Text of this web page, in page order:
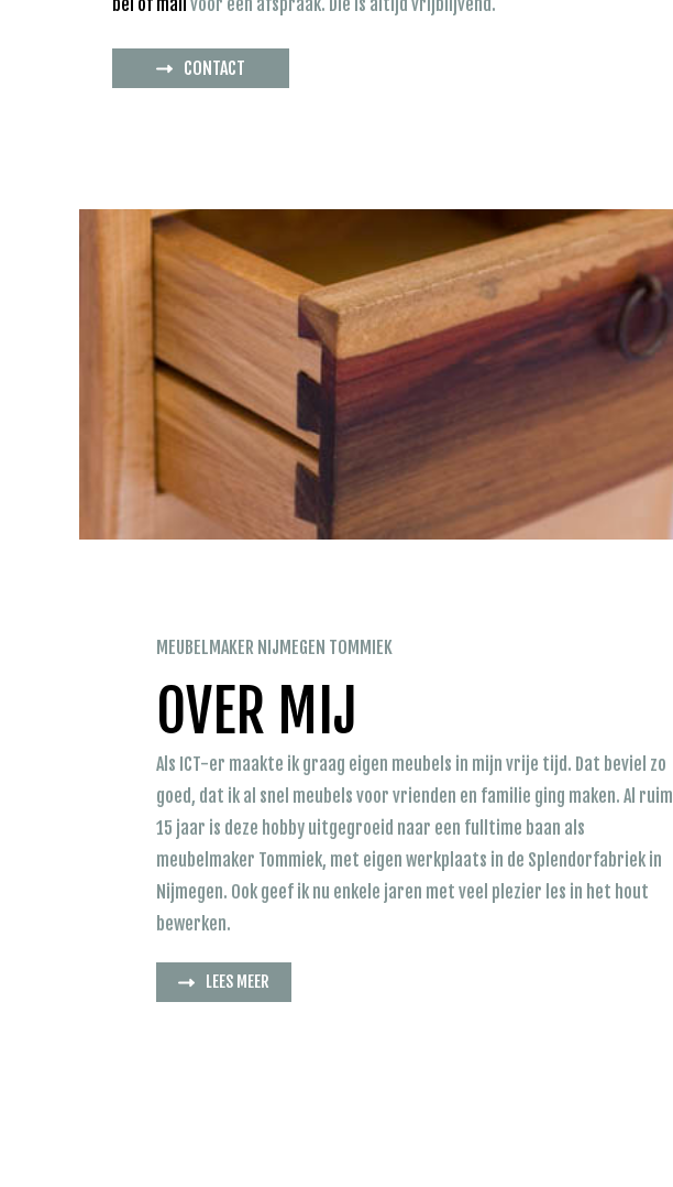
CONTACT
MEUBELMAKER NIJMEGEN TOMMIEK
OVER MIJ
Als ICT-er maakte ik graag eigen meubels in mijn vrije tijd. Dat beviel zo
goed, dat ik al snel meubels voor vrienden en familie ging maken. Al ruim
15 jaar is deze hobby uitgegroeid naar een fulltime baan als
meubelmaker Tommiek, met eigen werkplaats in de Splendorfabriek in
Nijmegen. Ook geef ik nu enkele jaren met veel plezier les in het hout
bewerken.
LEES MEER